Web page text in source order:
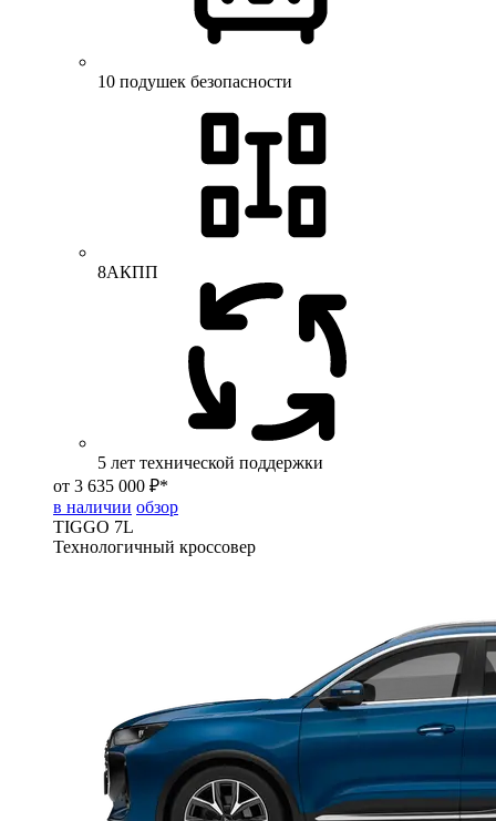
10 подушек безопасности
8АКПП
5 лет технической поддержки
от 3 635 000 ₽*
в наличии обзор
TIGGO 7L
Технологичный кроссовер